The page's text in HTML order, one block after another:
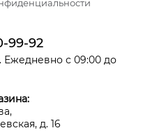
99-92
Ежедневно с 09:00 до
д. 16